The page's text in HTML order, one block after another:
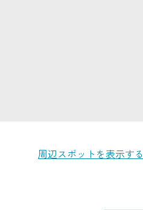
周辺スポットを表示する